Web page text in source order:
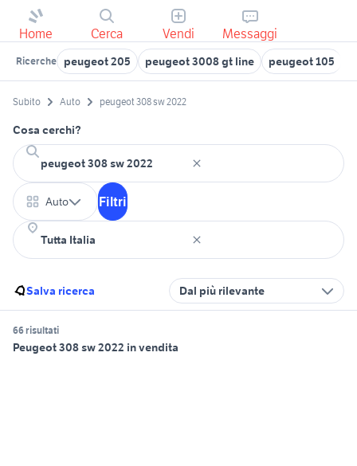
Home Cerca Vendi Messaggi
Ricerche peugeot 205 peugeot 3008 gt line peugeot 105
Subito Auto peugeot 308 sw 2022
Cosa cerchi?
Auto Filtri
Salva ricerca Dal più rilevante
66 risultati
Peugeot 308 sw 2022 in vendita